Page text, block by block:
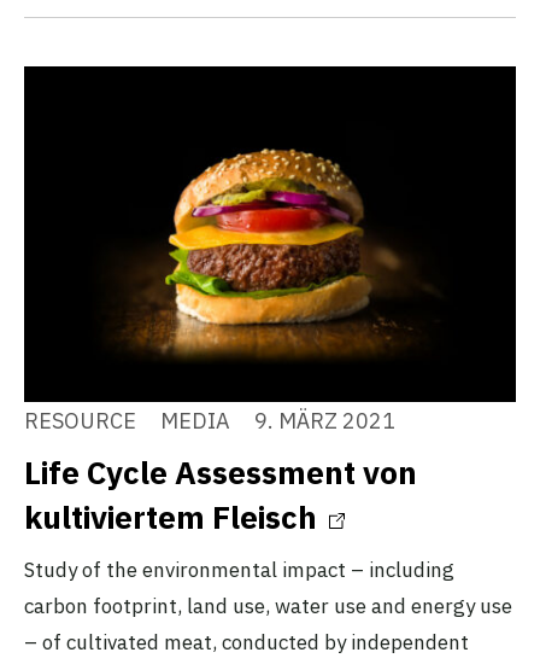
RESOURCE MEDIA 9. MÄRZ 2021
Life Cycle Assessment von
kultiviertem Fleisch
Study of the environmental impact – including
carbon footprint, land use, water use and energy use
– of cultivated meat, conducted by independent